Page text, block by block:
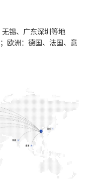
锡、广东深圳等地
欧洲：德国、法国、意